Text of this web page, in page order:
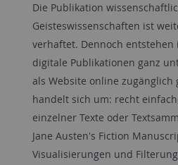
Die Publikation
Geisteswissenschaften ist
verhaftet. Dennoch
digitale Publikationen ganz
als Website online zugänglich
handelt sich um: recht
einzelner Texte oder
Jane Austen's Fiction
Visualisierungen und